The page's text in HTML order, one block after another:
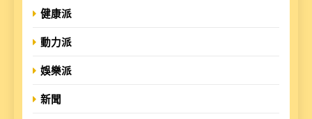
健康派
動力派
娛樂派
新聞